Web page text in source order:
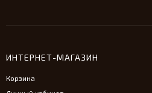
ИНТЕРНЕТ-МАГАЗИН
Корзина